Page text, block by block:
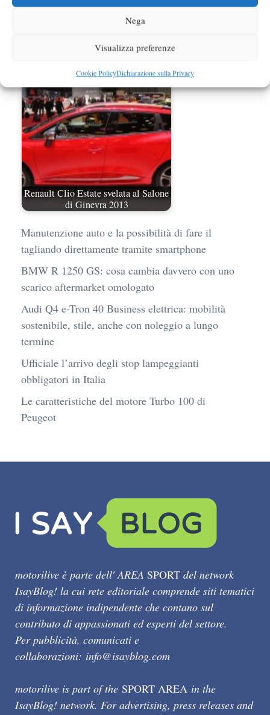
Nega
Visualizza preferenze
Cookie PolicyDichiarazione sulla Privacy
Renault Kangoo restyling 2013
dettagli ufficiali
Renault Clio Estate svelata al Salone
di Ginevra 2013
Manutenzione auto e la possibilità di fare il
tagliando direttamente tramite smartphone
BMW R 1250 GS: cosa cambia davvero con uno
scarico aftermarket omologato
Audi Q4 e-Tron 40 Business elettrica: mobilità
sostenibile, stile, anche con noleggio a lungo
termine
Ufficiale l’arrivo degli stop lampeggianti
obbligatori in Italia
Le caratteristiche del motore Turbo 100 di
Peugeot
motorilive è parte dell' AREA SPORT del network
IsayBlog! la cui rete editoriale comprende siti tematici
di informazione indipendente che contano sul
contributo di appassionati ed esperti del settore.
Per pubblicità, comunicati e
collaborazioni: info@isayblog.com
motorilive is part of the SPORT AREA in the
IsayBlog! network. For advertising, press releases and